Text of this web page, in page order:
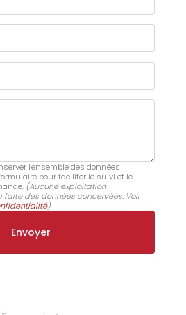
l'ensemble des données
pour faciliter le suivi et le
(Aucune exploitation
des données concervées. Voir
)